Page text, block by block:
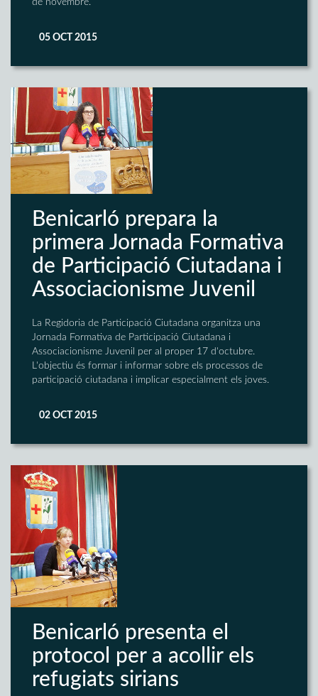
de novembre.
05 OCT 2015
Benicarló prepara la
primera Jornada Formativa
de Participació Ciutadana i
Associacionisme Juvenil
La Regidoria de Participació Ciutadana organitza una
Jornada Formativa de Participació Ciutadana i
Associacionisme Juvenil per al proper 17 d'octubre.
L'objectiu és formar i informar sobre els processos de
participació ciutadana i implicar especialment els joves.
02 OCT 2015
Benicarló presenta el
protocol per a acollir els
refugiats sirians